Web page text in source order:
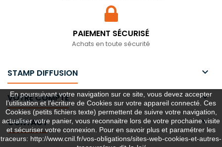
En poursuivant votre navigation sur ce site, vous devez accepter
l’utilisation et l'écriture de Cookies sur votre appareil connecté. Ces
Cookies (petits fichiers texte) permettent de suivre votre navigation,
actualiser votre panier, vous reconnaitre lors de votre prochaine visite
et sécuriser votre connexion. Pour en savoir plus et paramétrer les
traceurs: http://www.cnil.fr/vos-obligations/sites-web-cookies-et-autres-
PAIEMENT SÉCURISÉ
Achats en toute sécurité
STAMP DIFFUSION 
VOTRE COMPTE 
CONTACT 